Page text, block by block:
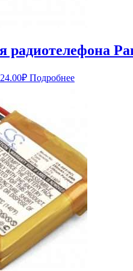
радиотелефона
₽Текущая
цена:
Подробнее